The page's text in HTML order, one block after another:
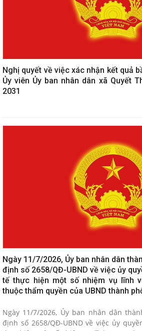
Nghị quyết về việc xác nhận kết quả
Ủy viên Ủy ban nhân dân xã Quyết
2031
Ngày 11/7/2026, Ủy ban nhân dân
định số 2658/QĐ-UBND về việc ủy
tế thực hiện một số nhiệm vụ lĩnh
thuộc thẩm quyền của UBND thành
Ngày 11/7/2026, Ủy ban nhân dân
định số 2658/QĐ-UBND về việc ủy